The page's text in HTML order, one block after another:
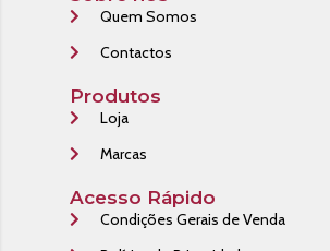
Quem Somos
Contactos
Produtos
Loja
Marcas
Acesso Rápido
Condições Gerais de Venda